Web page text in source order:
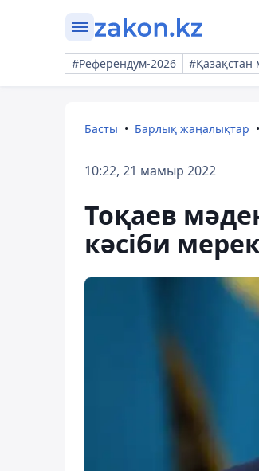
#Референдум-2026
Басты Барлық жаңалықтар
10:22, 21 мамыр 2022
Тоқаев
кәсіби